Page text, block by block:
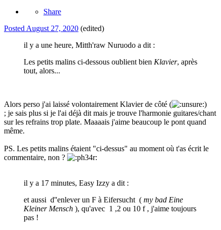
Share
PostedAugust 27, 2020 (edited)
il y a une heure, Mitth'raw Nuruodo a dit :
Les petits malins ci-dessous oublient bien Klavier, après
tout, alors...
Alors perso j'ai laissé volontairement Klavier de côté (
)
; je sais plus si je l'ai déjà dit mais je trouve l'harmonie guitares/chant
sur les refrains trop plate. Maaaais j'aime beaucoup le pont quand
même.
PS. Les petits malins étaient "ci-dessus" au moment où t'as écrit le
commentaire, non ?
il y a 17 minutes, Easy Izzy a dit :
et aussi d''enlever un F à Eifersucht ( my bad Eine
Kleiner Mensch ), qu'avec 1 ,2 ou 10 f , j'aime toujours
pas !